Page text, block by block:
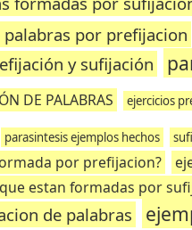
palabras por prefijacion
y sufijación
DE PALABRAS ejercicios
parasintesis ejemplos hechos
por prefijacion?
estan formadas por
de palabras